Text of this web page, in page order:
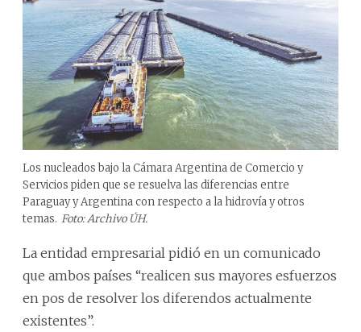
Los nucleados bajo la Cámara Argentina de Comercio y
Servicios piden que se resuelva las diferencias entre
Paraguay y Argentina con respecto a la hidrovía y otros
temas. Foto: Archivo ÚH.
La entidad empresarial pidió en un comunicado
que ambos países “realicen sus mayores esfuerzos
en pos de resolver los diferendos actualmente
existentes”.